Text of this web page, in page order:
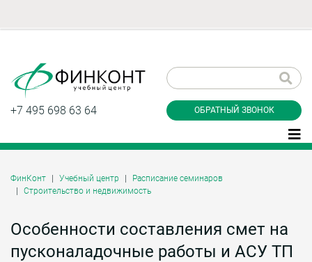
+7 495 698 63 64 ОБРАТНЫЙ ЗВОНОК
ФинКонт Учебный центр
Расписание семинаров
Строительство и недвижимость
Особенности составления смет на
пусконаладочные работы и АСУ ТП
звонок
Даю согласие на обработку персональных